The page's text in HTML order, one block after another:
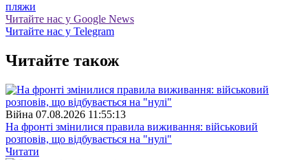
пляжи
Читайте нас у Google News
Читайте нас у Telegram
Читайте також
Війна 07.08.2026 11:55:13
На фронті змінилися правила виживання: військовий
розповів, що відбувається на "нулі"
Читати